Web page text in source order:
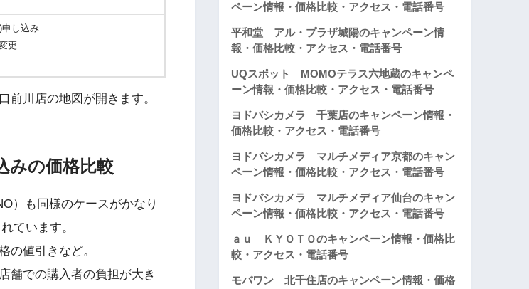
申し込み
更
川店の地図が開きます。
みの価格比較
）も同様のケースがかなり
ています。
の値引きなど。
舗での購入者の負担が大き
ペーン情報・価格比較・アクセス・電話番号
平和堂 アル・プラザ城陽のキャンペーン情
報・価格比較・アクセス・電話番号
UQスポット MOMOテラス六地蔵のキャンペ
ーン情報・価格比較・アクセス・電話番号
ヨドバシカメラ 千葉店のキャンペーン情報・
価格比較・アクセス・電話番号
ヨドバシカメラ マルチメディア京都のキャン
ペーン情報・価格比較・アクセス・電話番号
ヨドバシカメラ マルチメディア仙台のキャン
ペーン情報・価格比較・アクセス・電話番号
ａｕ ＫＹＯＴＯのキャンペーン情報・価格比
較・アクセス・電話番号
モバワン 北千住店のキャンペーン情報・価格